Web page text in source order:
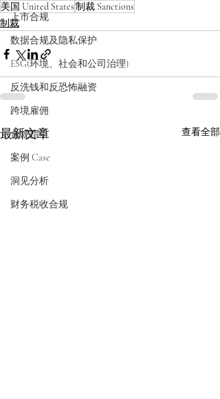
上市合规
数据合规及隐私保护
ESG(环境、社会和公司治理)
反洗钱和反恐怖融资
跨境雇佣
合规指引
案例 Case
洞见分析
财务税收合规
美国 United States制裁 Sanctions
制裁
最新文章 查看全部